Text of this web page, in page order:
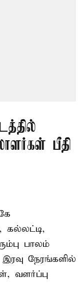
பீதி
பாலம்
நேரங்களில்
வளர்ப்பு